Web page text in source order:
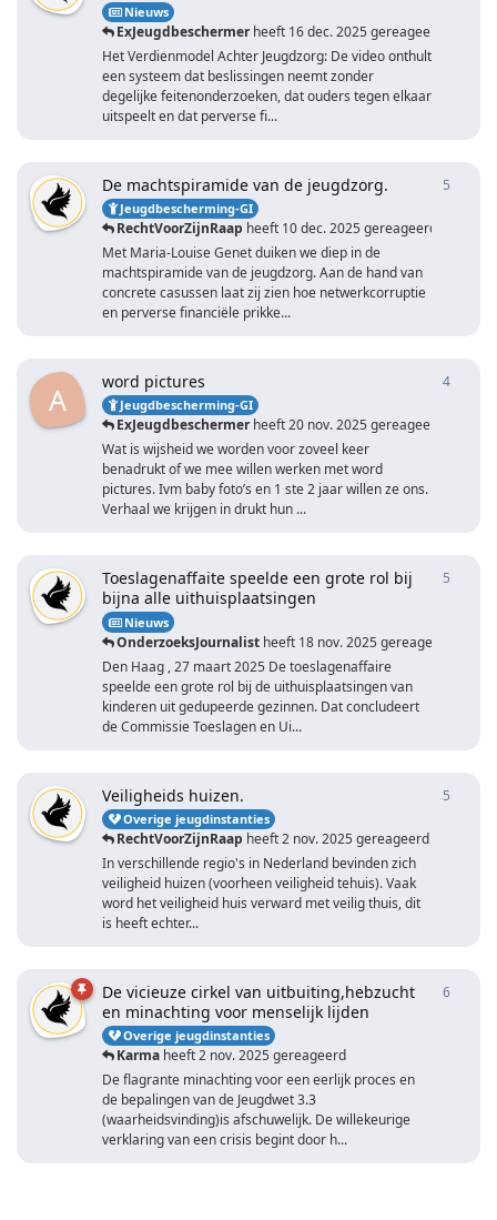
Nieuws
ExJeugdbeschermerheeft 16 dec. 2025gereageerd
Het Verdienmodel Achter Jeugdzorg: De video onthult
een systeem dat beslissingen neemt zonder
degelijke feitenonderzoeken, dat ouders tegen elkaar
uitspeelt en dat perverse fi...
De machtspiramide van de jeugdzorg.
Jeugdbescherming-GI
RechtVoorZijnRaap heeft 10 dec. 2025gereageerd
Met Maria-Louise Genet duiken we diep in de
machtspiramide van de jeugdzorg. Aan de hand van
concrete casussen laat zij zien hoe netwerkcorruptie
en perverse financiële prikke...
5
A word pictures
Jeugdbescherming-GI
ExJeugdbeschermerheeft20 nov. 2025gereageerd
Wat is wijsheid we worden voor zoveel keer
benadrukt of we mee willen werken met word
pictures. Ivm baby foto’s en 1 ste 2 jaar willen ze ons.
Verhaal we krijgen in drukt hun ...
4
Toeslagenaffaite speelde een grote rol bij
bijna alle uithuisplaatsingen
Nieuws
OnderzoeksJournalist heeft 18 nov. 2025gereageerd
Den Haag , 27 maart 2025 De toeslagenaffaire
speelde een grote rol bij de uithuisplaatsingen van
kinderen uit gedupeerde gezinnen. Dat concludeert
de Commissie Toeslagen en Ui...
5
Veiligheids huizen.
Overige jeugdinstanties
RechtVoorZijnRaap heeft2 nov. 2025gereageerd
In verschillende regio's in Nederland bevinden zich
veiligheid huizen (voorheen veiligheid tehuis). Vaak
word het veiligheid huis verward met veilig thuis, dit
is heeft echter...
5
De vicieuze cirkel van uitbuiting,hebzucht
en minachting voor menselijk lijden
Overige jeugdinstanties
Karma heeft2 nov. 2025gereageerd
De flagrante minachting voor een eerlijk proces en
de bepalingen van de Jeugdwet 3.3
(waarheidsvinding)is afschuwelijk. De willekeurige
verklaring van een crisis begint door h...
6